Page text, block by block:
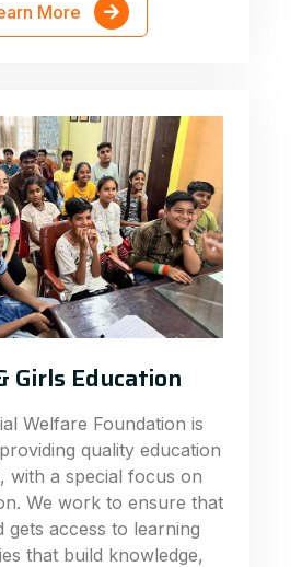
More
Girls Education
Welfare Foundation is
quality education
with a special focus on
We work to ensure that
gets access to learning
that build knowledge,